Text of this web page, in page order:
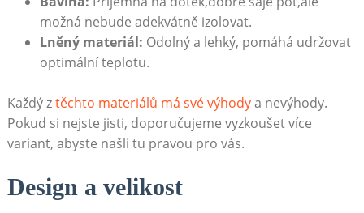
možná nebude adekvátně izolovat.
Lněný materiál: Odolný a lehký, pomáhá udržovat
optimální teplotu.
Každý ztěchto materiálů má své výhodya nevýhody.
Pokud si nejste jisti, doporučujeme vyzkoušet více
variant, abyste našli tu pravou pro vás.
Design a velikost